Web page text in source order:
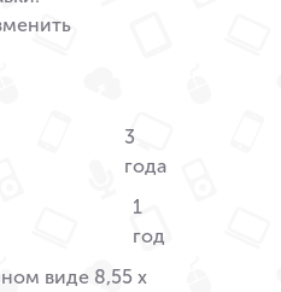
3
года
1
год
виде 8,55 x